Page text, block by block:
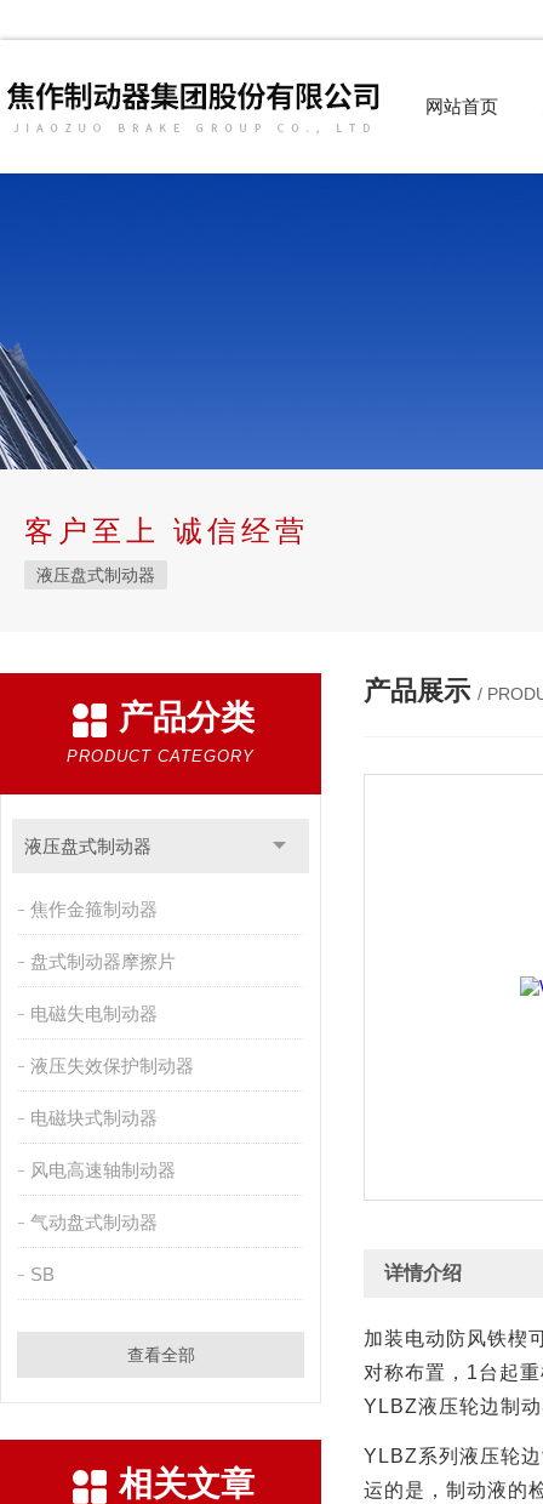
网站首页
客户至上 诚信经营
液压盘式制动器
产品分类
PRODUCT CATEGORY
液压盘式制动器
焦作金箍制动器
盘式制动器摩擦片
电磁失电制动器
液压失效保护制动器
电磁块式制动器
风电高速轴制动器
气动盘式制动器
SB
查看全部
相关文章
产品展示 /
详情介绍
加装电动防风铁楔
对称布置， 1台起
YLBZ液压轮边制
YLBZ系列液压轮
运的是，制动液的